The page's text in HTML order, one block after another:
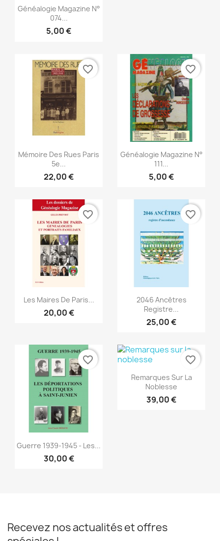
Aperçu rapide
Généalogie Magazine N°
074...
5,00 €
Aperçu rapide
Mémoire Des Rues Paris
5e...
22,00 €
favorite_border
Aperçu rapide
Généalogie Magazine N°
111...
5,00 €
favorite_border
 Aperçu rapide
Les Maires De Paris...
20,00 €
favorite_border
Aperçu rapide
2046 Ancêtres
Registre...
25,00 €
favorite_border
Aperçu rapide
Guerre 1939-1945 - Les...
30,00 €
favorite_border
Aperçu rapide
Remarques Sur La
Noblesse
39,00 €
favorite_border
Recevez nos actualités et offres